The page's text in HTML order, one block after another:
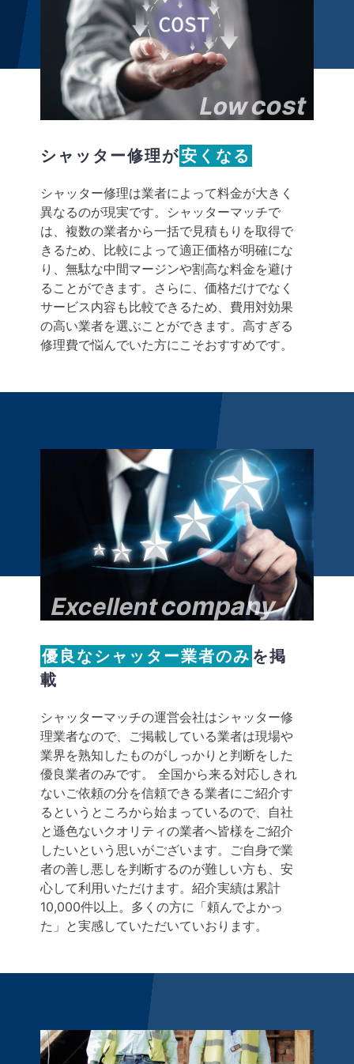
シャッター修理が安くなる
シャッター修理は業者によって料金が大きく
異なるのが現実です。シャッターマッチで
は、複数の業者から一括で見積もりを取得で
きるため、比較によって適正価格が明確にな
り、無駄な中間マージンや割高な料金を避け
ることができます。さらに、価格だけでなく
サービス内容も比較できるため、費用対効果
の高い業者を選ぶことができます。高すぎる
修理費で悩んでいた方にこそおすすめです。
Lowcost
優良なシャッター業者のみ を掲
載
シャッターマッチの運営会社はシャッター修
理業者なので、ご掲載している業者は現場や
業界を熟知したものがしっかりと判断をした
優良業者のみです。 全国から来る対応しきれ
ないご依頼の分を信頼できる業者にご紹介す
るというところから始まっているので、自社
と遜色ないクオリティの業者へ皆様をご紹介
したいという思いがございます。ご自身で業
者の善し悪しを判断するのが難しい方も、安
心して利用いただけます。紹介実績は累計
10,000件以上。多くの方に「頼んでよかっ
た」と実感していただいていおります。
Excellentcompany